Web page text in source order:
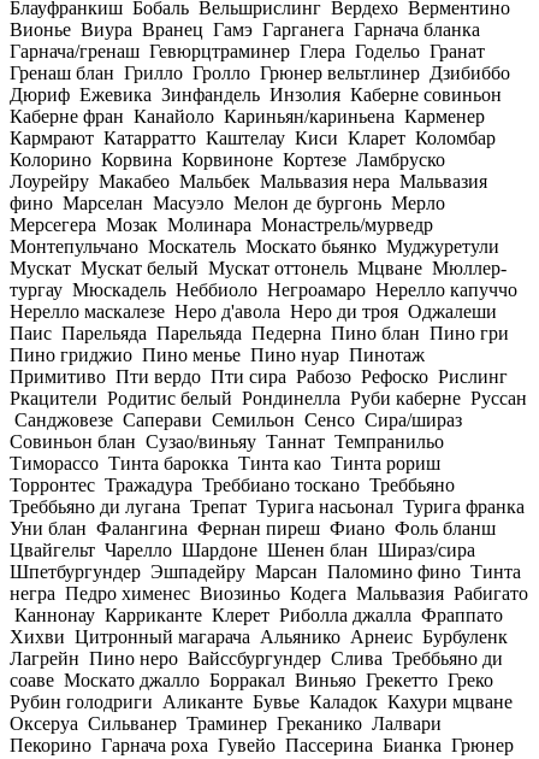
Блауфранкиш Бобаль Вельшрислинг Вердехо Верментино
Вионье Виура Вранец Гамэ Гарганега Гарнача бланка
Гарнача/гренаш Гевюрцтраминер Глера Годельо Гранат
Гренаш блан Грилло Гролло Грюнер вельтлинер Дзибиббо
Дюриф Ежевика Зинфандель Инзолия Каберне совиньон
Каберне фран Канайоло Кариньян/кариньена Карменер
Кармрают Катарратто Каштелау Киси Кларет Коломбар
Колорино Корвина Корвиноне Кортезе Ламбруско
Лоурейру Макабео Мальбек Мальвазия нера Мальвазия
фино Марселан Масуэло Мелон де бургонь Мерло
Мерсегера Мозак Молинара Монастрель/мурведр
Монтепульчано Москатель Москато бьянко Муджуретули
Мускат Мускат белый Мускат оттонель Мцване Мюллер-
тургау Мюскадель Неббиоло Негроамаро Нерелло капуччо
Нерелло маскалезе Неро д'авола Неро ди троя Оджалеши
Паис Парельяда Парельяда Педерна Пино блан Пино гри
Пино гриджио Пино менье Пино нуар Пинотаж
Примитиво Пти вердо Пти сира Рабозо Рефоско Рислинг
Ркацители Родитис белый Рондинелла Руби каберне Руссан
Санджовезе Саперави Семильон Сенсо Сира/шираз
Совиньон блан Сузао/виньяу Таннат Темпранильо
Тиморассо Тинта барокка Тинта као Тинта рориш
Торронтес Тражадура Треббиано тоскано Треббьяно
Треббьяно ди лугана Трепат Турига насьонал Турига франка
Уни блан Фалангина Фернан пиреш Фиано Фоль бланш
Цвайгельт Чарелло Шардоне Шенен блан Шираз/сира
Шпетбургундер Эшпадейру Марсан Паломино фино Тинта
негра Педро хименес Виозиньо Кодега Мальвазия Рабигато
Каннонау Карриканте Клерет Риболла джалла Фраппато
Хихви Цитронный магарача Альянико Арнеис Бурбуленк
Лагрейн Пино неро Вайссбургундер Слива Треббьяно ди
соаве Москато джалло Борракал Виньяо Грекетто Греко
Рубин голодриги Аликанте Бувье Каладок Кахури мцване
Оксеруа Сильванер Траминер Греканико Лалвари
Пекорино Гарнача роха Гувейо Пассерина Бианка Грюнер